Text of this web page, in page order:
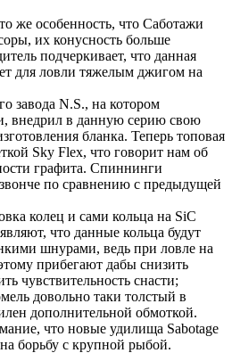
же особенность, что Саботажи
их конусность больше
подчеркивает, что данная
для ловли тяжелым джигом на
завода N.S., на котором
внедрил в данную серию свою
бланка. Теперь топовая
Sky Flex, что говорит нам об
графита. Спиннинги
по сравнению с предыдущей
колец и сами кольца на SiC
что данные кольца будут
шнурами, ведь при ловле на
прибегают дабы снизить
чувствительность снасти;
довольно таки толстый в
дополнительной обмоткой.
что новые удилища Sabotage
борьбу с крупной рыбой.